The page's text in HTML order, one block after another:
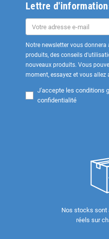
Lettre
Notre newsletter vous
produits, des conseils
nouveaux produits. Vous
moment, essayez et vous allez
J'accepte les conditions
confidentialité
Nos stocks sont
réels sur